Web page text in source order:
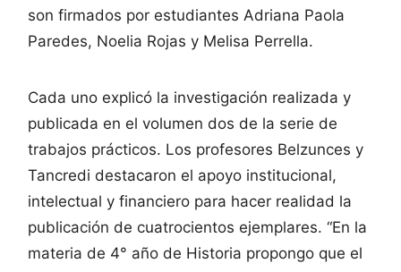
son firmados por estudiantes Adriana Paola
Paredes, Noelia Rojas y Melisa Perrella.
Cada uno explicó la investigación realizada y
publicada en el volumen dos de la serie de
trabajos prácticos. Los profesores Belzunces y
Tancredi destacaron el apoyo institucional,
intelectual y financiero para hacer realidad la
publicación de cuatrocientos ejemplares. “En la
materia de 4° año de Historia propongo que el